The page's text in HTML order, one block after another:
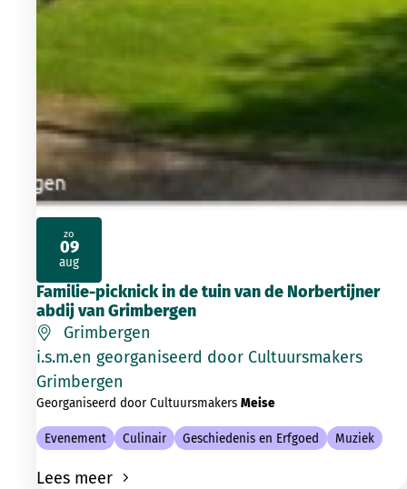
Familie-picknick in de tuin van de Norbertijner
abdij van Grimbergen
Grimbergen
i.s.m.en georganiseerd door Cultuursmakers
Grimbergen
Georganiseerd door Cultuursmakers Meise
Evenement Culinair Geschiedenis en Erfgoed Muziek
Lees meer
zo
09
aug
2026